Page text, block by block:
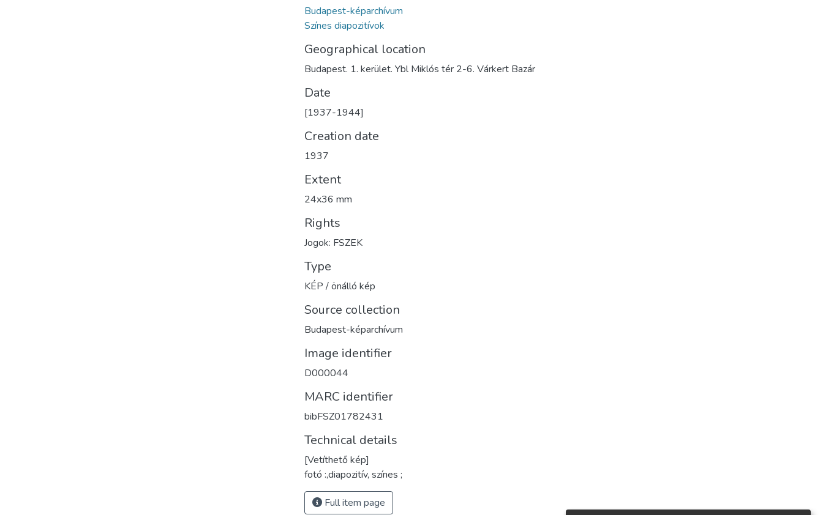
Budapest-képarchívum
Színes diapozitívok
Geographical location
Budapest. 1. kerület. Ybl Miklós tér 2-6. Várkert Bazár
Date
[1937-1944]
Creation date
1937
Extent
24x36 mm
Rights
Jogok: FSZEK
Type
KÉP / önálló kép
Source collection
Budapest-képarchívum
Image identifier
D000044
MARC identifier
bibFSZ01782431
Technical details
[Vetíthető kép]
fotó :,diapozitív, színes ;
Full item page